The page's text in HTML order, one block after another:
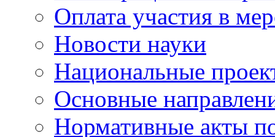
Оплата участия в
Новости науки
Национальные
Основные
Нормативные акты